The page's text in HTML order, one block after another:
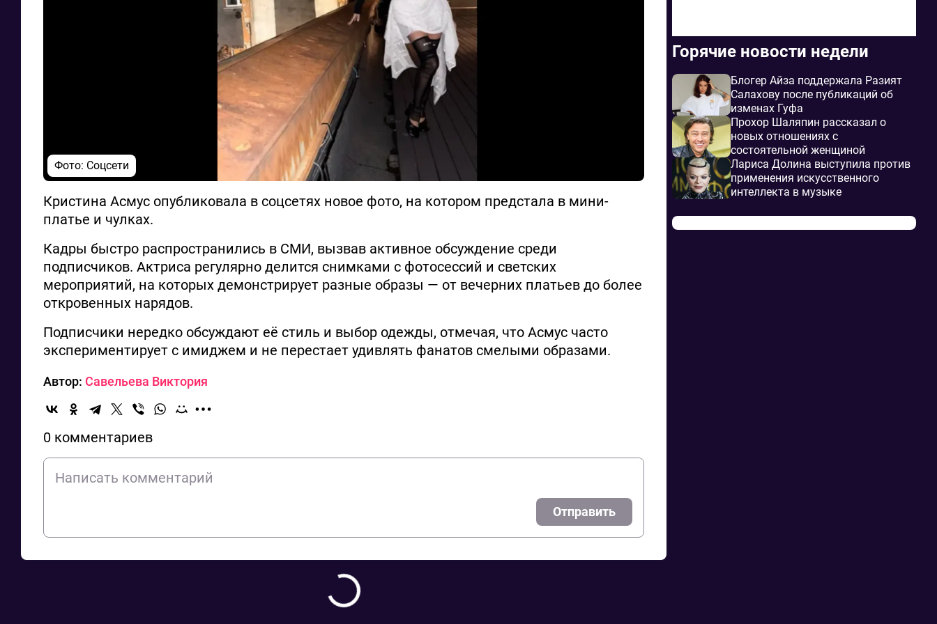
Фото: Соцсети
Кристина Асмус опубликовала в соцсетях новое фото, на котором предстала в мини-
платье и чулках.
Кадры быстро распространились в СМИ, вызвав активное обсуждение среди
подписчиков. Актриса регулярно делится снимками с фотосессий и светских
мероприятий, на которых демонстрирует разные образы — от вечерних платьев до более
откровенных нарядов.
Подписчики нередко обсуждают её стиль и выбор одежды, отмечая, что Асмус часто
экспериментирует с имиджем и не перестает удивлять фанатов смелыми образами.
Автор: Савельева Виктория
0 комментариев
Отправить
Горячие новости недели
Блогер Айза поддержала Разият
Салахову после публикаций об
изменах Гуфа
Прохор Шаляпин рассказал о
новых отношениях с
состоятельной женщиной
Лариса Долина выступила против
применения искусственного
интеллекта в музыке